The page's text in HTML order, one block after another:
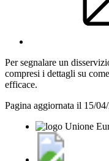
Per segnalare un
compresi i dettagli su
efficace.
Pagina aggiornata il 15/